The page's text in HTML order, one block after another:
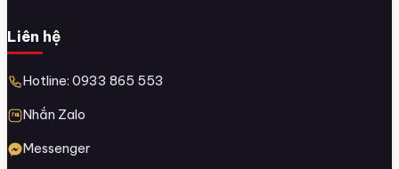
Liên hệ
Hotline: 0933 865 553
Nhắn Zalo
Messenger